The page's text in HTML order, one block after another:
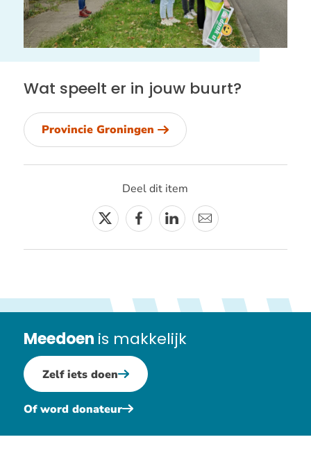
Wat speelt er in jouw buurt?
Provincie Groningen
Deel dit item
TwitterFacebookLinkedin
E-
Meedoen is makkelijk
Zelf iets doen
Of word donateur